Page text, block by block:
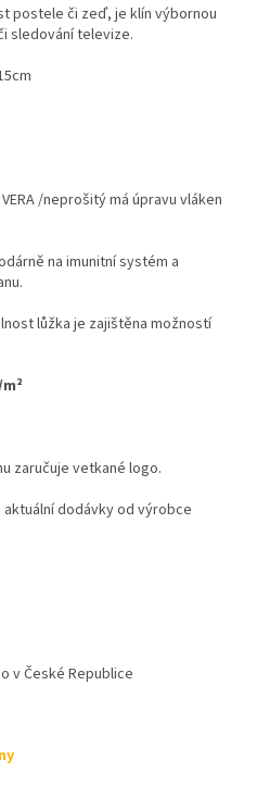
postele či zeď, je klín výbornou
sledování televize.
/neprošitýmá úpravu vláken
na imunitní systém a
lůžka je zajištěna možností
zaručuje vetkané logo.
dodávky od výrobce
v České Republice